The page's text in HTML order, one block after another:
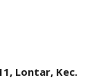
Lontar, Kec.